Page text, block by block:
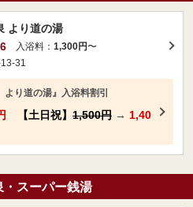
より道の湯
入浴料： 1,300円〜
31
り道の湯』入浴料割引
【土日祝】 1,500円 → 1,40
・スーパー銭湯